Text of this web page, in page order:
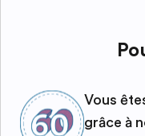
Vous
grâce à